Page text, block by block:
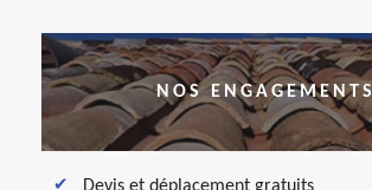
NOS ENGAGEMENTS